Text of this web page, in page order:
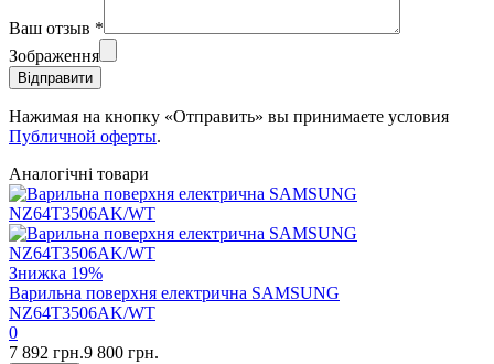
Ваш отзыв *
Зображення
Відправити
Нажимая на кнопку «Отправить» вы принимаете условия
Публичной оферты.
Аналогічні товари
Знижка 19%
Варильна поверхня електрична SAMSUNG
NZ64T3506AK/WT
0
7 892 грн.9 800 грн.